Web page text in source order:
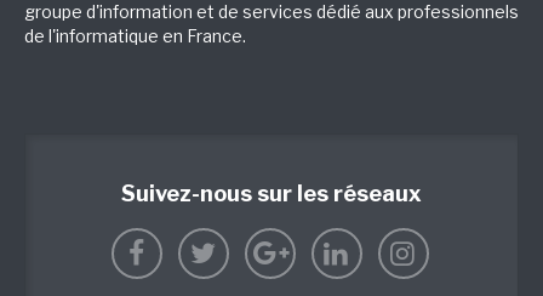
groupe d'information et de services dédié aux professionnels
de l'informatique en France.
Suivez-nous sur les réseaux